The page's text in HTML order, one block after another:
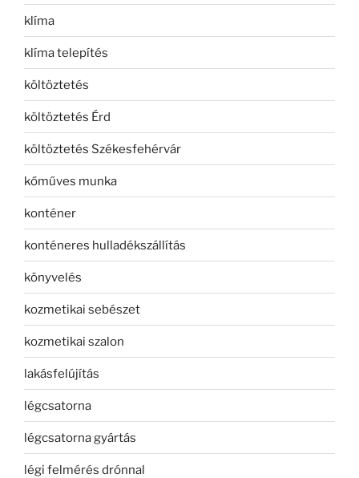
klíma
klíma telepítés
költöztetés
költöztetés Érd
költöztetés Székesfehérvár
kőműves munka
konténer
konténeres hulladékszállítás
könyvelés
kozmetikai sebészet
kozmetikai szalon
lakásfelújítás
légcsatorna
légcsatorna gyártás
légi felmérés drónnal